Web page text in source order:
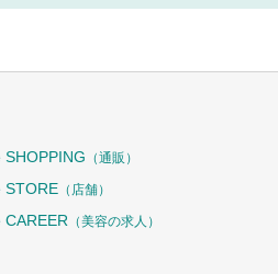
SHOPPING （通販）
STORE （店舗）
CAREER （美容の求人）